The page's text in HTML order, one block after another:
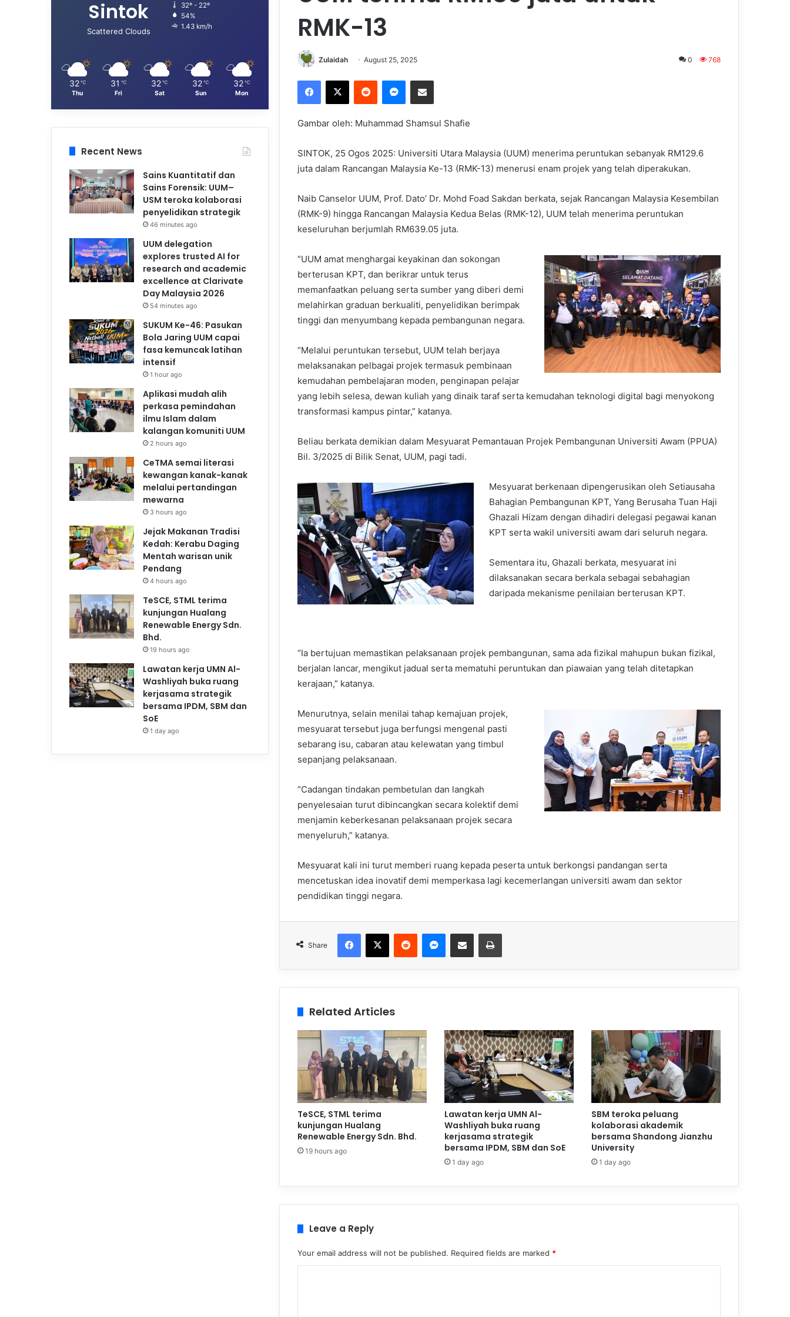
RMK-13
Zulaidah August 25, 2025 0 768
Gambar oleh: Muhammad Shamsul Shafie
SINTOK, 25 Ogos 2025: Universiti Utara Malaysia (UUM) menerima peruntukan sebanyak RM129.6
juta dalam Rancangan Malaysia Ke-13 (RMK-13) menerusi enam projek yang telah diperakukan.
Naib Canselor UUM, Prof. Dato’ Dr. Mohd Foad Sakdan berkata, sejak Rancangan Malaysia Kesembilan
(RMK-9) hingga Rancangan Malaysia Kedua Belas (RMK-12), UUM telah menerima peruntukan
keseluruhan berjumlah RM639.05 juta.
“UUM amat menghargai keyakinan dan sokongan
berterusan KPT, dan berikrar untuk terus
memanfaatkan peluang serta sumber yang diberi demi
melahirkan graduan berkualiti, penyelidikan berimpak
tinggi dan menyumbang kepada pembangunan negara.
“Melalui peruntukan tersebut, UUM telah berjaya
melaksanakan pelbagai projek termasuk pembinaan
kemudahan pembelajaran moden, penginapan pelajar
yang lebih selesa, dewan kuliah yang dinaik taraf serta kemudahan teknologi digital bagi menyokong
transformasi kampus pintar,” katanya.
Beliau berkata demikian dalam Mesyuarat Pemantauan Projek Pembangunan Universiti Awam (PPUA)
Bil. 3/2025 di Bilik Senat, UUM, pagi tadi.
Mesyuarat berkenaan dipengerusikan oleh Setiausaha
Bahagian Pembangunan KPT, Yang Berusaha Tuan Haji
Ghazali Hizam dengan dihadiri delegasi pegawai kanan
KPT serta wakil universiti awam dari seluruh negara.
Sementara itu, Ghazali berkata, mesyuarat ini
dilaksanakan secara berkala sebagai sebahagian
daripada mekanisme penilaian berterusan KPT.
“Ia bertujuan memastikan pelaksanaan projek pembangunan, sama ada fizikal mahupun bukan fizikal,
berjalan lancar, mengikut jadual serta mematuhi peruntukan dan piawaian yang telah ditetapkan
kerajaan,” katanya.
Menurutnya, selain menilai tahap kemajuan projek,
mesyuarat tersebut juga berfungsi mengenal pasti
sebarang isu, cabaran atau kelewatan yang timbul
sepanjang pelaksanaan.
“Cadangan tindakan pembetulan dan langkah
penyelesaian turut dibincangkan secara kolektif demi
menjamin keberkesanan pelaksanaan projek secara
menyeluruh,” katanya.
Mesyuarat kali ini turut memberi ruang kepada peserta untuk berkongsi pandangan serta
mencetuskan idea inovatif demi memperkasa lagi kecemerlangan universiti awam dan sektor
pendidikan tinggi negara.
Share
Related Articles
TeSCE, STML terima
kunjungan Hualang
Renewable Energy Sdn. Bhd.
19 hours ago
Lawatan kerja UMN Al-
Washliyah buka ruang
kerjasama strategik
bersama IPDM, SBM dan SoE
1 day ago
SBM teroka peluang
kolaborasi akademik
bersama Shandong Jianzhu
University
1 day ago
Leave a Reply
Your email address will not be published. Required fields are marked *
Sintok
Scattered Clouds
32º - 22º
54%
1.43 km/h
32 ℃
Thu
31 ℃
Fri
32 ℃
Sat
32 ℃
Sun
32 ℃
Mon
Recent News
Sains Kuantitatif dan
Sains Forensik: UUM–
USM teroka kolaborasi
penyelidikan strategik
46 minutes ago
UUM delegation
explores trusted AI for
research and academic
excellence at Clarivate
Day Malaysia 2026
54 minutes ago
SUKUM Ke-46: Pasukan
Bola Jaring UUM capai
fasa kemuncak latihan
intensif
1 hour ago
Aplikasi mudah alih
perkasa pemindahan
ilmu Islam dalam
kalangan komuniti UUM
2 hours ago
CeTMA semai literasi
kewangan kanak-kanak
melalui pertandingan
mewarna
3 hours ago
Jejak Makanan Tradisi
Kedah: Kerabu Daging
Mentah warisan unik
Pendang
4 hours ago
TeSCE, STML terima
kunjungan Hualang
Renewable Energy Sdn.
Bhd.
19 hours ago
Lawatan kerja UMN Al-
Washliyah buka ruang
kerjasama strategik
bersama IPDM, SBM dan
SoE
1 day ago